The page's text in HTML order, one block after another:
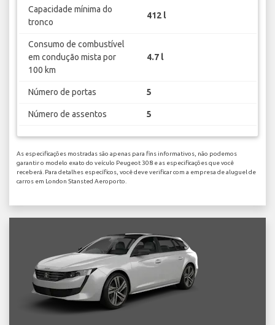
Capacidade mínima do
tronco
412 l
Consumo de combustível
em condução mista por
100 km
4.7 l
Número de portas 5
Número de assentos 5
As especificações mostradas são apenas para fins informativos, não podemos
garantir o modelo exato do veículo Peugeot 308 e as especificações que você
receberá. Para detalhes específicos, você deve verificar com a empresa de aluguel de
carros em London Stansted Aeroporto.